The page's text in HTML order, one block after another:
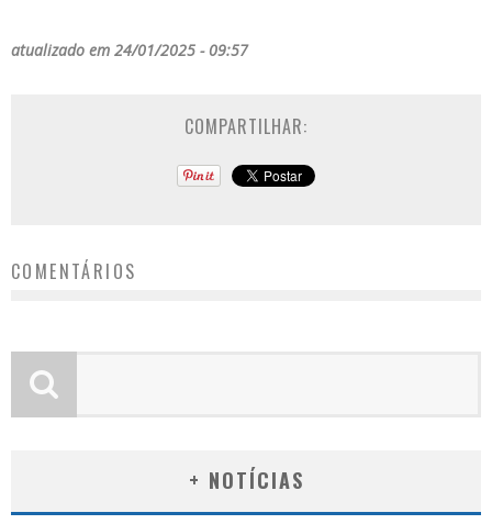
atualizado em 24/01/2025 - 09:57
COMPARTILHAR:
COMENTÁRIOS
+ NOTÍCIAS